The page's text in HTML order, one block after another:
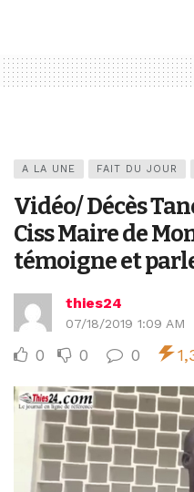
A LA UNE FAIT DU JOUR
Vidéo/ Décès
Ciss Maire de
témoigne et
thies24
07/18/2019 1:09 AM
0 0 0